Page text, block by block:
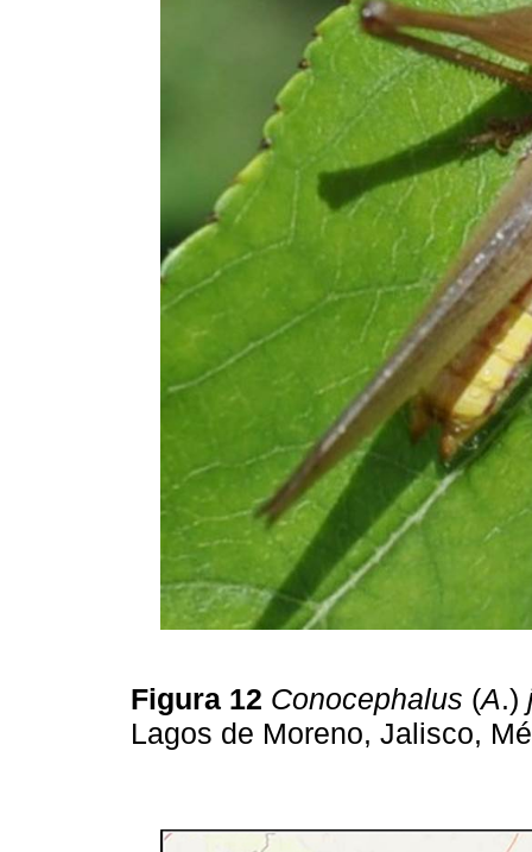
Figura 12 Conocephalus (A.)
Lagos de Moreno, Jalisco,